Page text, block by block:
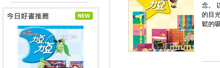
念。
的目
鬆的